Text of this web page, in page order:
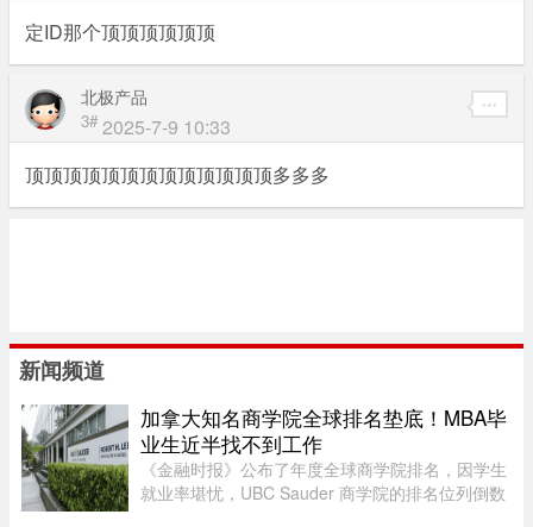
定ID那个顶顶顶顶顶顶
北极产品
3# 2025-7-9 10:33
顶顶顶顶顶顶顶顶顶顶顶顶顶多多多
新闻频道
加拿大知名商学院全球排名垫底！MBA毕
业生近半找不到工作
《金融时报》公布了年度全球商学院排名，因学生
就业率堪忧，UBC Sauder 商学院的排名位列倒数